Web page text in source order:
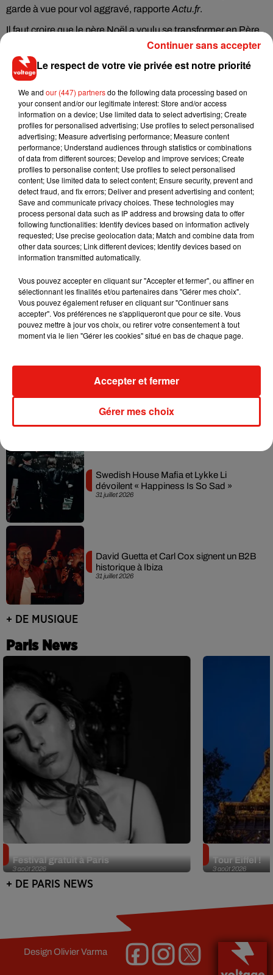
garde à vue pour vol aggravé, rapporte Actu.fr.
Il faut croire que le père Noël a voulu se transformer en Père
Musique
7 août 2026
RÜFÜS DU SOL annonce un nouvel
album après sa tournée mondiale
7 août 2026
Angèle et Amélie Lens dévoilent leur
collaboration tant attendue
6 août 2026
Il y a 10 ans, DJ Snake changeait de
dimension avec son premier...
3 août 2026
31 juillet 2026
Swedish House Mafia et Lykke Li
dévoilent « Happiness Is So Sad »
31 juillet 2026
David Guetta et Carl Cox signent un B2B
historique à Ibiza
+ DE MUSIQUE
Paris News
3 août 2026
Festival gratuit à Paris
3 août 2026
Tour Eiffel !
+ DE PARIS NEWS
DesignOlivier Varma
Le respect de votre vie privée est notre priorité
We and our (447) partnersdo the following data processing based on
your consent and/or our legitimate interest: Store and/or access
information on a device; Use limited data to select advertising; Create
profiles for personalised advertising; Use profiles to select personalised
advertising; Measure advertising performance; Measure content
performance; Understand audiences through statistics or combinations
of data from different sources; Develop and improve services; Create
profiles to personalise content; Use profiles to select personalised
content; Use limited data to select content; Ensure security, prevent and
detect fraud, and fix errors; Deliver and present advertising and content;
Save and communicate privacy choices. These technologies may
process personal data such as IP address and browsing data to offer
following functionalities: Identify devices based on information actively
requested; Use precise geolocation data; Match and combine data from
other data sources; Link different devices; Identify devices based on
information transmitted automatically.
Vous pouvez accepter en cliquant sur "Accepter et fermer", ou affiner en
sélectionnant les finalités et/ou partenaires dans "Gérer mes choix".
Vous pouvez également refuser en cliquant sur "Continuer sans
accepter". Vos préférences ne s'appliqueront que pour ce site. Vous
pouvez mettre à jour vos choix, ou retirer votre consentement à tout
moment via le lien "Gérer les cookies" situé en bas de chaque page.
Gérer mes choix
Accepter et fermer
Continuer sans accepter